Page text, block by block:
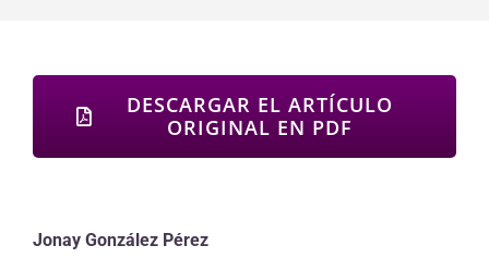
DESCARGAR EL ARTÍCULO
ORIGINAL EN PDF
Jonay González Pérez